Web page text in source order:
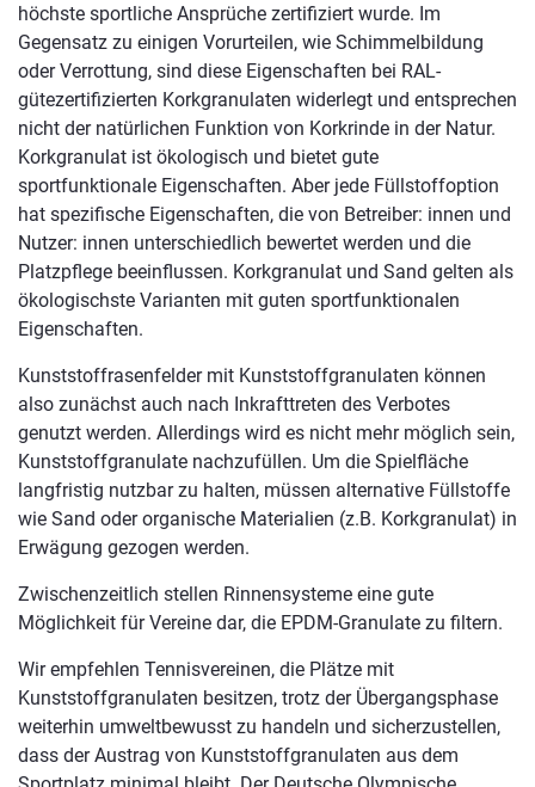
höchste sportliche Ansprüche zertifiziert wurde. Im
Gegensatz zu einigen Vorurteilen, wie Schimmelbildung
oder Verrottung, sind diese Eigenschaften bei RAL-
gütezertifizierten Korkgranulaten widerlegt und entsprechen
nicht der natürlichen Funktion von Korkrinde in der Natur.
Korkgranulat ist ökologisch und bietet gute
sportfunktionale Eigenschaften. Aber jede Füllstoffoption
hat spezifische Eigenschaften, die von Betreiber: innen und
Nutzer: innen unterschiedlich bewertet werden und die
Platzpflege beeinflussen. Korkgranulat und Sand gelten als
ökologischste Varianten mit guten sportfunktionalen
Eigenschaften.
Kunststoffrasenfelder mit Kunststoffgranulaten können
also zunächst auch nach Inkrafttreten des Verbotes
genutzt werden. Allerdings wird es nicht mehr möglich sein,
Kunststoffgranulate nachzufüllen. Um die Spielfläche
langfristig nutzbar zu halten, müssen alternative Füllstoffe
wie Sand oder organische Materialien (z.B. Korkgranulat) in
Erwägung gezogen werden.
Zwischenzeitlich stellen Rinnensysteme eine gute
Möglichkeit für Vereine dar, die EPDM-Granulate zu filtern.
Wir empfehlen Tennisvereinen, die Plätze mit
Kunststoffgranulaten besitzen, trotz der Übergangsphase
weiterhin umweltbewusst zu handeln und sicherzustellen,
dass der Austrag von Kunststoffgranulaten aus dem